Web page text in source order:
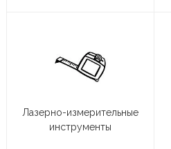
Лазерно-измерительные
инструменты